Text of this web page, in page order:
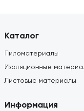
Каталог
Пиломатериалы
Изоляционные
Листовые материалы
Информация